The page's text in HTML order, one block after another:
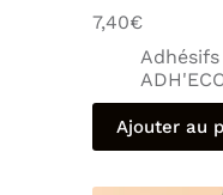
7,40€
Adhésifs
Ajouter au